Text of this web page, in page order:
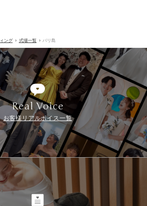
ング 式場一覧 バリ島
Real Voice
お客様リアルボイス一覧